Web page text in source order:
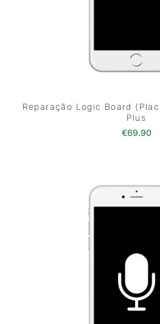
Reparação Logic Board
Plus
€69.90